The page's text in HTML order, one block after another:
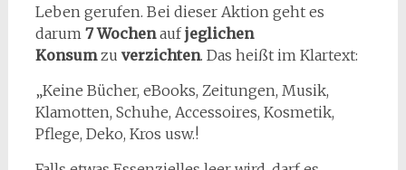
Leben gerufen. Bei dieser Aktion geht es
darum 7 Wochenaufjeglichen
Konsumzu verzichten. Das heißt im Klartext:
„Keine Bücher, eBooks, Zeitungen, Musik,
Klamotten, Schuhe, Accessoires, Kosmetik,
Pflege, Deko, Kros usw.!